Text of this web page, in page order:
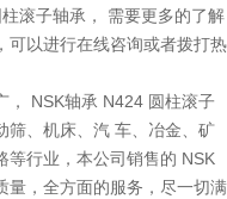
滚子轴承， 需要更多的了解
可以进行在线咨询或者拨打热
， NSK轴承 N424 圆柱滚子
筛、机床、汽 车、冶金、矿
等行业，本公司销售的 NSK
量，全方面的服务，尽一切满